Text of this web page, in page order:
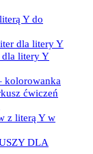
Y do
dla litery Y
dla litery Y
kolorowanka
ćwiczeń
z literą Y w
DLA